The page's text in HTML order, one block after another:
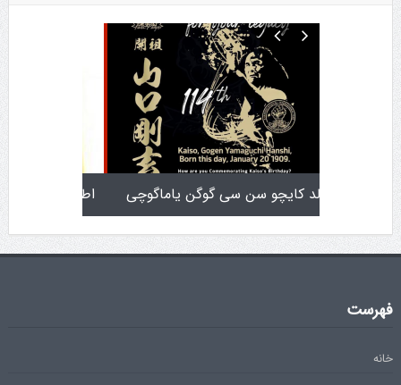
اطلاعیه آزمون تولد کایچو سن سی گوگن یاماگوچی
فهرست
خانه